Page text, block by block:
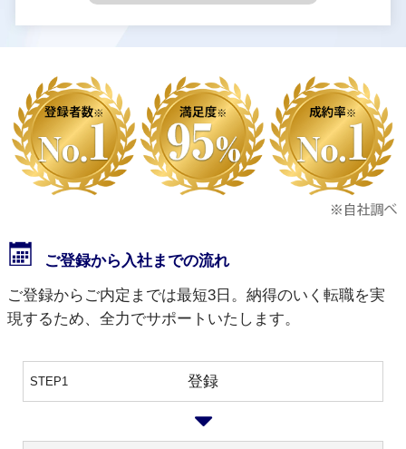
ご登録から入社までの流れ
ご登録からご内定までは最短3日。納得のいく転職を実
現するため、全力でサポートいたします。
STEP1 登録